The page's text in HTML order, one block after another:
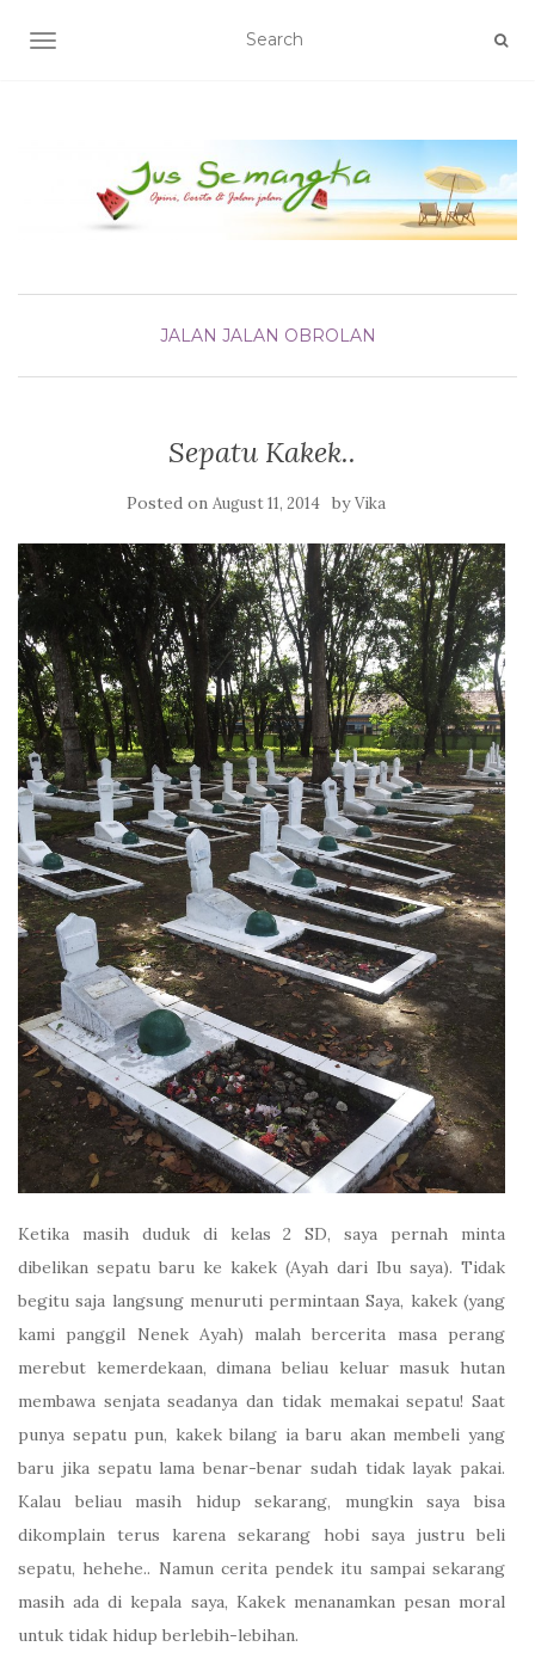
TOGGLE NAVIGATION
JALAN JALAN OBROLAN
Sepatu Kakek..
Posted on August 11, 2014 byVika
Ketika masih duduk di kelas 2 SD, saya pernah minta
dibelikan sepatu baru ke kakek (Ayah dari Ibu saya). Tidak
begitu saja langsung menuruti permintaan Saya, kakek (yang
kami panggil Nenek Ayah) malah bercerita masa perang
merebut kemerdekaan, dimana beliau keluar masuk hutan
membawa senjata seadanya dan tidak memakai sepatu! Saat
punya sepatu pun, kakek bilang ia baru akan membeli yang
baru jika sepatu lama benar-benar sudah tidak layak pakai.
Kalau beliau masih hidup sekarang, mungkin saya bisa
dikomplain terus karena sekarang hobi saya justru beli
sepatu, hehehe.. Namun cerita pendek itu sampai sekarang
masih ada di kepala saya, Kakek menanamkan pesan moral
untuk tidak hidup berlebih-lebihan.